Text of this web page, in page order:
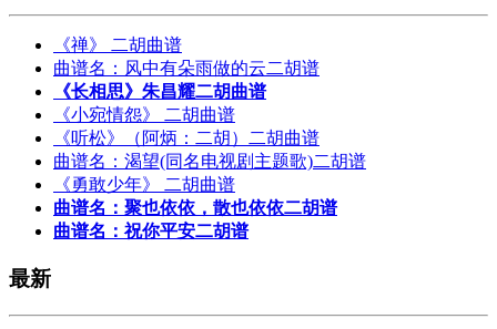
《禅》 二胡曲谱
曲谱名：风中有朵雨做的云二胡谱
《长相思》朱昌耀二胡曲谱
《小宛情怨》 二胡曲谱
《听松》（阿炳：二胡）二胡曲谱
曲谱名：渴望(同名电视剧主题歌)二胡谱
《勇敢少年》 二胡曲谱
曲谱名：聚也依依，散也依依二胡谱
曲谱名：祝你平安二胡谱
最新